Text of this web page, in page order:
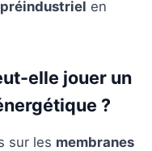
préindustriel en
elle jouer un
?
sur les membranes